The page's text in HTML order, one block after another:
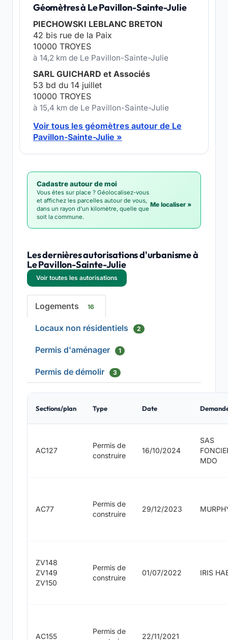
Géomètres à Le Pavillon-Sainte-Julie
PIECHOWSKI LEBLANC BRETON
42 bis rue de la Paix
10000 TROYES
à 14,2 km de Le Pavillon-Sainte-Julie
SARL GUICHARD et Associés
53 bd du 14 juillet
10000 TROYES
à 15,4 km de Le Pavillon-Sainte-Julie
Voir tous les géomètres autour de Le
Pavillon-Sainte-Julie »
Cadastre autour de moi
Vous êtes sur place ? Géolocalisez-vous
et affichez les parcelles autour de vous,
dans un rayon d'un kilomètre, quelle que
soit la commune.
Me localiser »
Les dernières autorisations d'urbanisme à
Le Pavillon-Sainte-Julie
Voir toutes les autorisations
Logements 16
Locaux non résidentiels 2
Permis d'aménager 1
Permis de démolir 3
Sections/plan Type Date
AC127
Permis de
construire
16/10/2024
SAS
MDO
AC77
Permis de
construire
29/12/2023
ZV148
ZV149
ZV150
Permis de
construire
01/07/2022 IRIS
AC155
Permis de
22/11/2021